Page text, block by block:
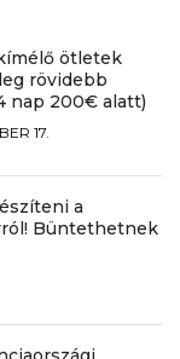
ötletek
rövidebb
nap 200€ alatt)
17.
a
Büntethetnek